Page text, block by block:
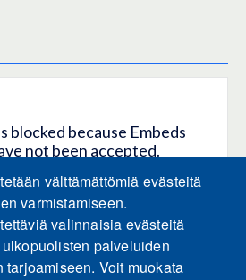
blocked because Embeds
not been accepted.
KAIKKI EVÄSTEET
Embeds cookies
välttämättömiä evästeitä
varmistamiseen.
valinnaisia evästeitä
palveluiden
Voit muokata